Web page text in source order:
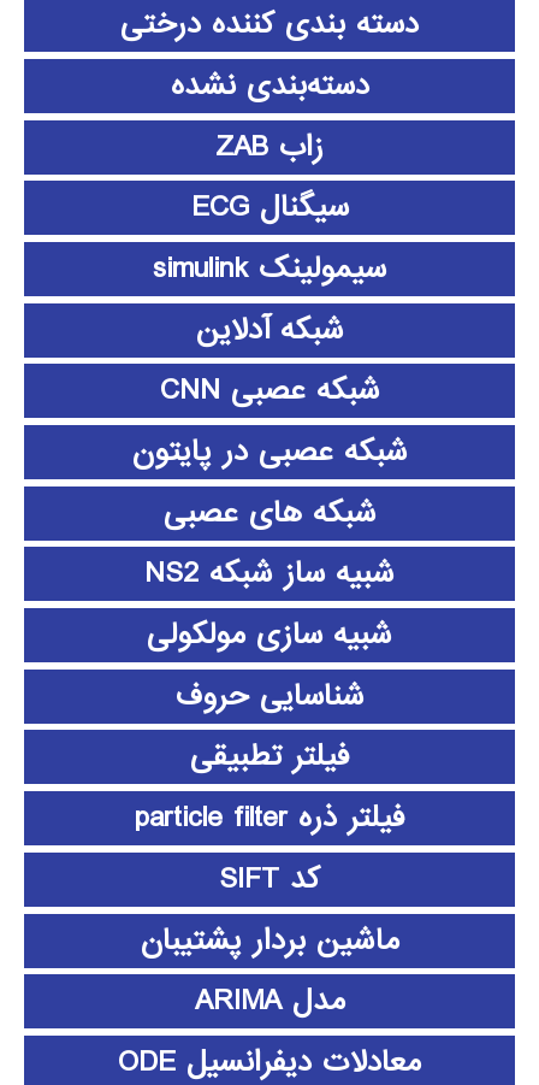
دسته بندی کننده درختی
دسته‌بندی نشده
زاب ZAB
سیگنال ECG
سیمولینک simulink
شبکه آدلاین
شبکه عصبی CNN
شبکه عصبی در پایتون
شبکه های عصبی
شبیه ساز شبکه NS2
شبیه سازی مولکولی
شناسایی حروف
فیلتر تطبیقی
فیلتر ذره particle filter
کد SIFT
ماشین بردار پشتیبان
مدل ARIMA
معادلات دیفرانسیل ODE